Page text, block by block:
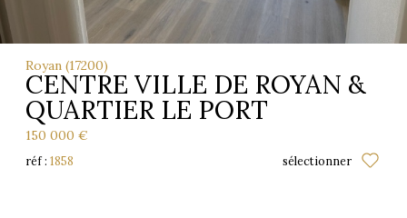
Royan (17200)
CENTRE VILLE DE ROYAN &
QUARTIER LE PORT
150 000 €
réf : 1858 sélectionner